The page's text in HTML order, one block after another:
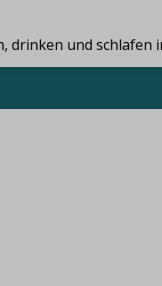
drinken und schlafen